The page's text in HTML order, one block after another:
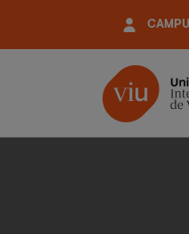
contenido